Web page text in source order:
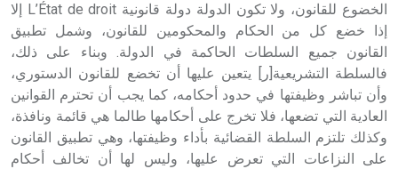
الخضوع للقانون، ولا تكون الدولة دولة قانونية L’État de droit إلا
إذا خضع كل من الحكام والمحكومين للقانون، وشمل تطبيق
القانون جميع السلطات الحاكمة في الدولة. وبناء على ذلك،
فالسلطة التشريعية[ر] يتعين عليها أن تخضع للقانون الدستوري،
وأن تباشر وظيفتها في حدود أحكامه، كما يجب أن تحترم القوانين
العادية التي تضعها، فلا تخرج على أحكامها طالما هي قائمة ونافذة،
وكذلك تلتزم السلطة القضائية بأداء وظيفتها، وهي تطبيق القانون
على النزاعات التي تعرض عليها، وليس لها أن تخالف أحكام